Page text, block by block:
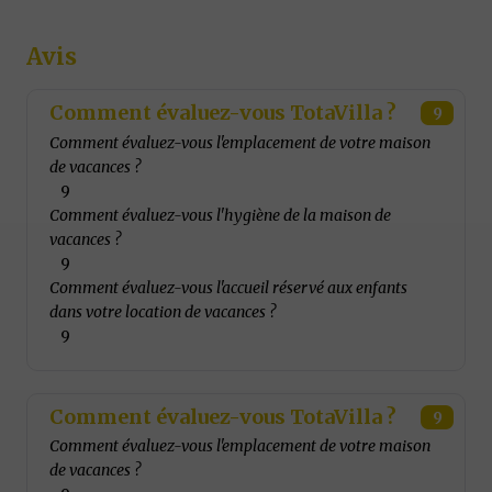
Avis
Comment évaluez-vous TotaVilla ?
9
Comment évaluez-vous l'emplacement de votre maison
de vacances ?
9
Comment évaluez-vous l'hygiène de la maison de
vacances ?
9
Comment évaluez-vous l'accueil réservé aux enfants
dans votre location de vacances ?
9
Comment évaluez-vous TotaVilla ?
9
Comment évaluez-vous l'emplacement de votre maison
de vacances ?